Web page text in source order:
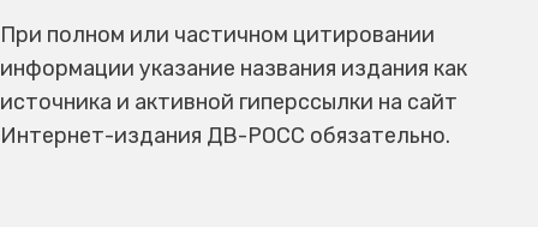
При полном или частичном цитировании
информации указание названия издания как
источника и активной гиперссылки на сайт
Интернет-издания ДВ-РОСС обязательно.